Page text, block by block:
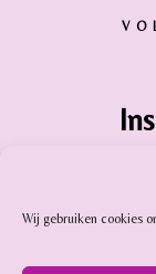
Wij gebruiken cookies